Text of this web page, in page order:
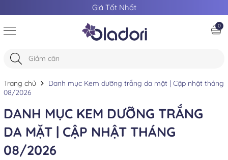
Giá Tốt Nhất
0
Trang chủ
Danh mục Kem dưỡng trắng da mặt | Cập nhật tháng
08/2026
DANH MỤC KEM DƯỠNG TRẮNG
DA MẶT | CẬP NHẬT THÁNG
08/2026